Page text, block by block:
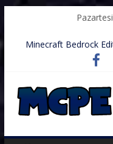
Minecraft Bedrock
.zip’li Doku Paketini
TurkishCraft Faction
Minecraft (PE) PUBG
Minecraft: PE 1.2.9 –